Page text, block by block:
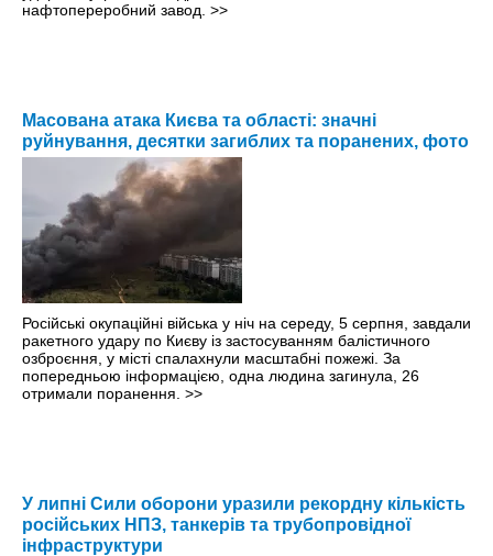
нафтопереробний завод. >>
Масована атака Києва та області: значні
руйнування, десятки загиблих та поранених, фото
Російські окупаційні війська у ніч на середу, 5 серпня, завдали
ракетного удару по Києву із застосуванням балістичного
озброєння, у місті спалахнули масштабні пожежі. За
попередньою інформацією, одна людина загинула, 26
отримали поранення. >>
У липні Сили оборони уразили рекордну кількість
російських НПЗ, танкерів та трубопровідної
інфраструктури